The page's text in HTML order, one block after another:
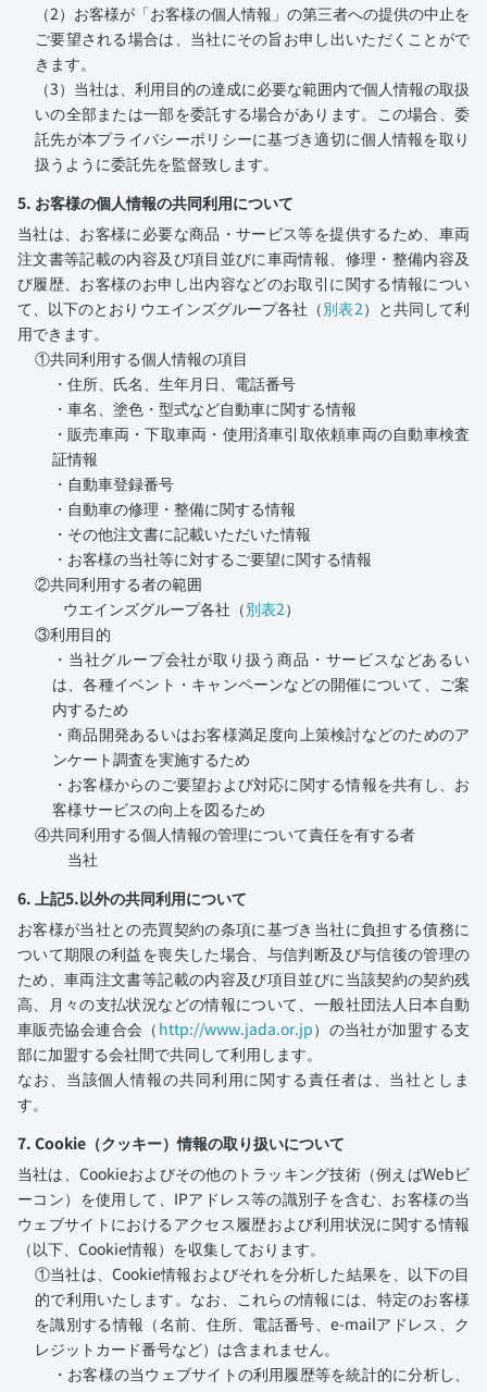
（2）お客様が「お客様の個人情報」の第三者への提供の中止を
ご要望される場合は、当社にその旨お申し出いただくことがで
きます。
（3）当社は、利用目的の達成に必要な範囲内で個人情報の取扱
いの全部または一部を委託する場合があります。この場合、委
託先が本プライバシーポリシーに基づき適切に個人情報を取り
扱うように委託先を監督致します。
5. お客様の個人情報の共同利用について
当社は、お客様に必要な商品・サービス等を提供するため、車両
注文書等記載の内容及び項目並びに車両情報、修理・整備内容及
び履歴、お客様のお申し出内容などのお取引に関する情報につい
て、以下のとおりウエインズグループ各社（別表2）と共同して利
用できます。
①共同利用する個人情報の項目
・住所、氏名、生年月日、電話番号
・車名、塗色・型式など自動車に関する情報
・販売車両・下取車両・使用済車引取依頼車両の自動車検査
証情報
・自動車登録番号
・自動車の修理・整備に関する情報
・その他注文書に記載いただいた情報
・お客様の当社等に対するご要望に関する情報
②共同利用する者の範囲
ウエインズグループ各社（別表2）
③利用目的
・当社グループ会社が取り扱う商品・サービスなどあるい
は、各種イベント・キャンペーンなどの開催について、ご案
内するため
・商品開発あるいはお客様満足度向上策検討などのためのア
ンケート調査を実施するため
・お客様からのご要望および対応に関する情報を共有し、お
客様サービスの向上を図るため
④共同利用する個人情報の管理について責任を有する者
当社
6. 上記5.以外の共同利用について
お客様が当社との売買契約の条項に基づき当社に負担する債務に
ついて期限の利益を喪失した場合、与信判断及び与信後の管理の
ため、車両注文書等記載の内容及び項目並びに当該契約の契約残
高、月々の支払状況などの情報について、一般社団法人日本自動
車販売協会連合会（ http://www.jada.or.jp）の当社が加盟する支
部に加盟する会社間で共同して利用します。
なお、当該個人情報の共同利用に関する責任者は、当社としま
す。
7. Cookie（クッキー）情報の取り扱いについて
当社は、Cookieおよびその他のトラッキング技術（例えばWebビ
ーコン）を使用して、IPアドレス等の識別子を含む、お客様の当
ウェブサイトにおけるアクセス履歴および利用状況に関する情報
（以下、Cookie情報）を収集しております。
①当社は、Cookie情報およびそれを分析した結果を、以下の目
的で利用いたします。なお、これらの情報には、特定のお客様
を識別する情報（名前、住所、電話番号、e-mailアドレス、ク
レジットカード番号など）は含まれません。
・お客様の当ウェブサイトの利用履歴等を統計的に分析し、